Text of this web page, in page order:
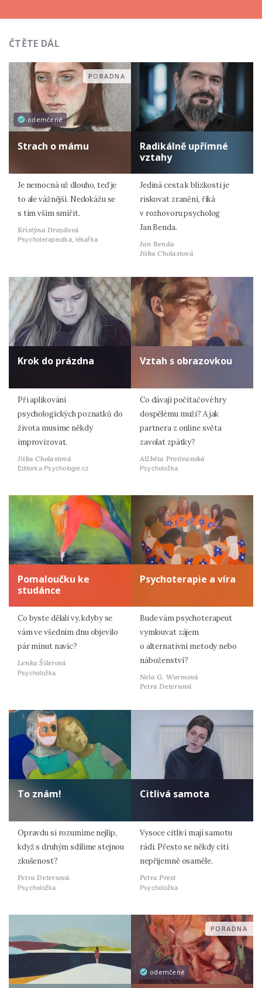
ČTĚTE DÁL
odemčené
PORADNA
Strach o mámu
Je nemocná už dlouho, teď je
to ale vážnější. Nedokážu se
s tím vším smířit.
Kristýna Drozdová
Psychoterapeutka, lékařka
Radikálně upřímné
vztahy
Jediná cesta k blízkosti je
riskovat zranění, říká
v rozhovoru psycholog
Jan Benda.
Jan Benda
Jitka Cholastová
Krok do prázdna
Při aplikování
psychologických poznatků do
života musíme někdy
improvizovat.
Jitka Cholastová
Editorka Psychologie.cz
Vztah s obrazovkou
Co dávají počítačové hry
dospělému muži? A jak
partnera z online světa
zavolat zpátky?
Alžběta Protivanská
Psycholožka
Pomaloučku ke
studánce
Co byste dělali vy, kdyby se
vám ve všedním dnu objevilo
pár minut navíc?
Lenka Šilerová
Psycholožka
Psychoterapie a víra
Bude vám psychoterapeut
vymlouvat zájem
o alternativní metody nebo
náboženství?
Nela G. Wurmová
Petra Detersová
To znám!
Opravdu si rozumíme nejlíp,
když s druhým sdílíme stejnou
zkušenost?
Petra Detersová
Psycholožka
Citlivá samota
Vysoce citliví mají samotu
rádi. Přesto se někdy cítí
nepříjemně osaměle.
Petra Prest
Psycholožka
odemčené
PORADNA